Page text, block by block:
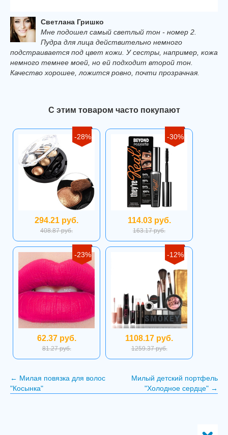
Светлана Гришко
Мне подошел самый светлый тон - номер 2.
Пудра для лица действительно немного
подстраивается под цвет кожи. У сестры, например, кожа
немного темнее моей, но ей подходит второй тон.
Качество хорошее, ложится ровно, почти прозрачная.
С этим товаром часто покупают
-28%
294.21 руб.
408.87 руб.
-30%
114.03 руб.
163.17 руб.
-23%
62.37 руб.
81.27 руб.
-12%
1108.17 руб.
1259.37 руб.
← Милая повязка для волос
"Косынка"
Милый детский портфель
"Холодное сердце" →